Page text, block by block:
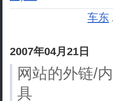
车东
2007年04月21日
网站的外链/
具